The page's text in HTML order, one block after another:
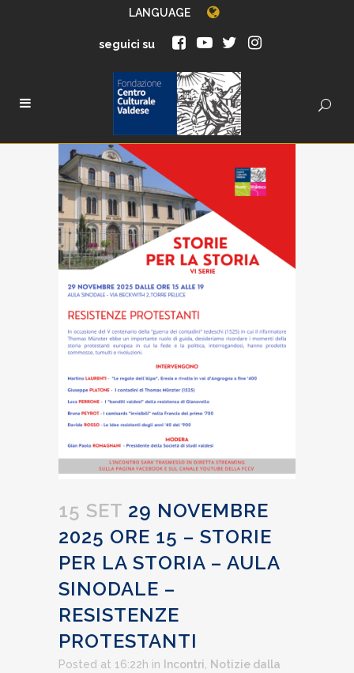
LANGUAGE
seguici su
15 SET 29 NOVEMBRE
2025 ORE 15 – STORIE
PER LA STORIA – AULA
SINODALE –
RESISTENZE
PROTESTANTI
Posted at 16:22h in Incontri, Notizie dalla